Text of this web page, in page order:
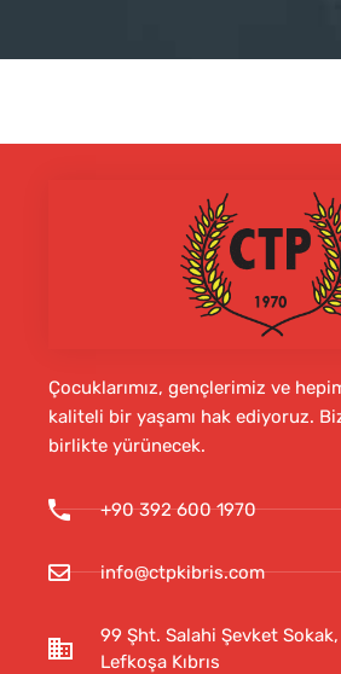
Çocuklarımız, gençlerimiz ve
kaliteli bir yaşamı hak ediyoruz.
birlikte yürünecek.
+90 392 600 1970
info@ctpkibris.com
99 Şht. Salahi Şevket
Lefkoşa Kıbrıs